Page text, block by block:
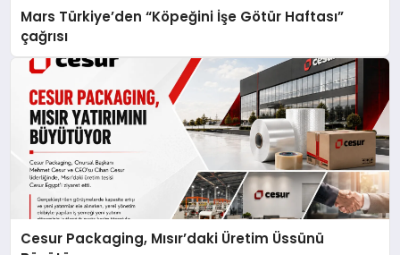
Mars Türkiye’den “Köpeğini İşe Götür Haftası”
çağrısı
Cesur Packaging, Mısır’daki Üretim Üssünü